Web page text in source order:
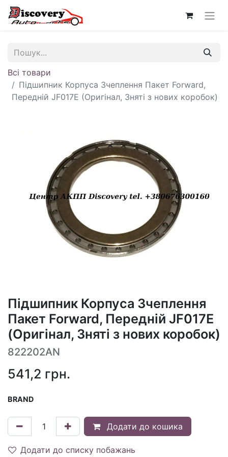
Всі товари
Підшипник Корпуса Зчеплення Пакет Forward,
Передній JF017E (Оригінал, Зняті з нових коробок)
Підшипник Корпуса Зчеплення
Пакет Forward, Передній JF017E
(Оригінал, Зняті з нових коробок)
822202AN
541,2 грн.
BRAND
Додати до кошика
Додати до списку побажань